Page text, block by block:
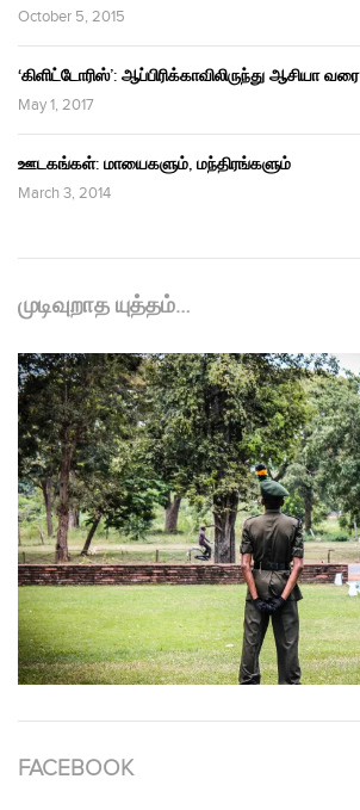
October 5, 2015
‘கிளிட்டோரிஸ்’: ஆப்பிரிக்காவிலிருந்து ஆசியா வரை
May 1, 2017
ஊடகங்கள்: மாயைகளும், மந்திரங்களும்
March 3, 2014
முடிவுறாத யுத்தம்…
FACEBOOK